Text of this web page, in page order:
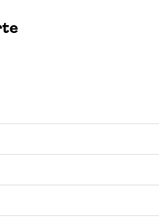
City Garden
Stop 3 -